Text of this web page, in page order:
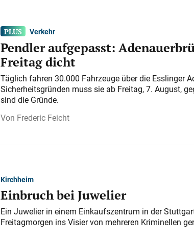
Verkehr
Pendler aufgepasst:
Freitag dicht
Täglich fahren 30.000 Fahrzeuge über die Esslinger
Sicherheitsgründen muss sie ab Freitag, 7. August,
sind die Gründe.
Frederic Feicht
Kirchheim
Einbruch bei Juwelier
Ein Juwelier in einem Einkaufszentrum in der
Freitagmorgen ins Visier von mehreren Kriminellen